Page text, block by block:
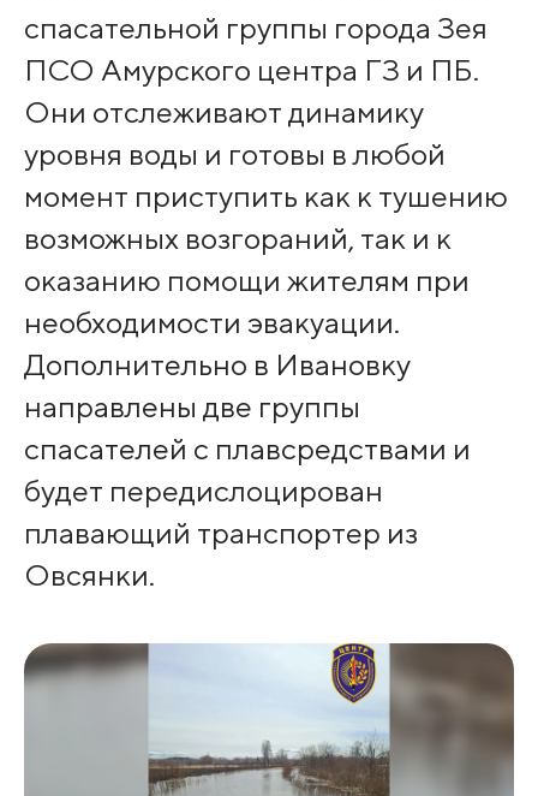
спасательной группы города Зея
ПСО Амурского центра ГЗ и ПБ.
Они отслеживают динамику
уровня воды и готовы в любой
момент приступить как к тушению
возможных возгораний, так и к
оказанию помощи жителям при
необходимости эвакуации.
Дополнительно в Ивановку
направлены две группы
спасателей с плавсредствами и
будет передислоцирован
плавающий транспортер из
Овсянки.